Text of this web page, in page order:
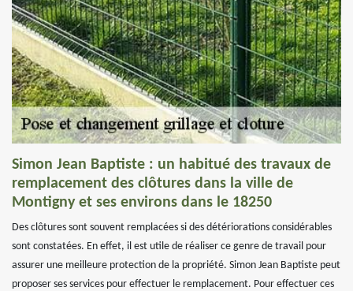
Simon Jean Baptiste : un habitué des travaux de
remplacement des clôtures dans la ville de
Montigny et ses environs dans le 18250
Des clôtures sont souvent remplacées si des détériorations considérables
sont constatées. En effet, il est utile de réaliser ce genre de travail pour
assurer une meilleure protection de la propriété. Simon Jean Baptiste peut
proposer ses services pour effectuer le remplacement. Pour effectuer ces